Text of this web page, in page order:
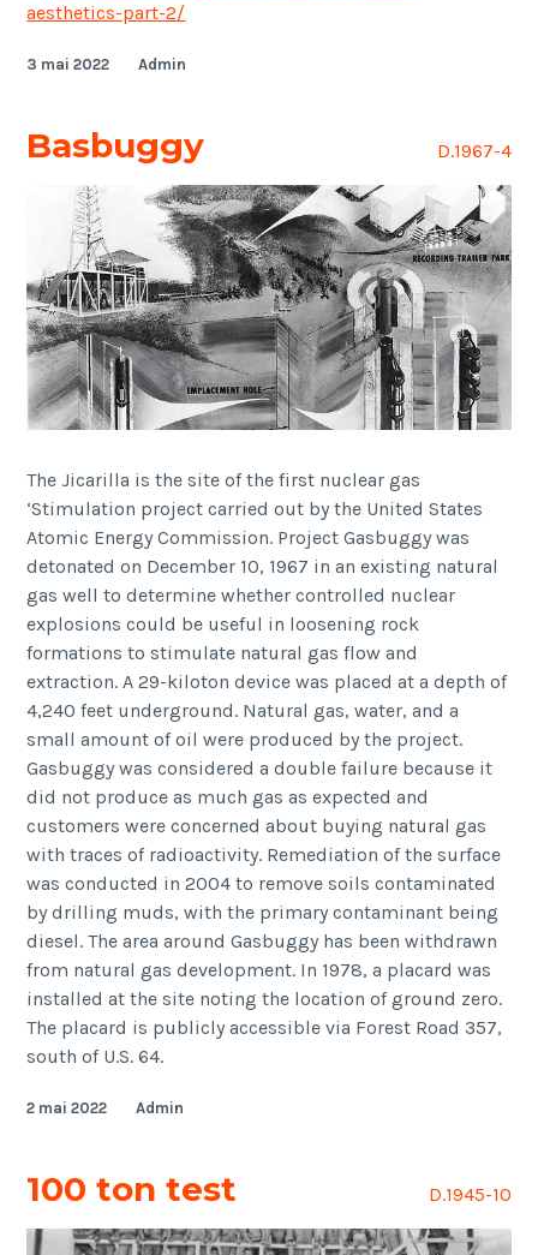
aesthetics-part-2/
3 mai 2022 Admin
Basbuggy D.1967-4
The Jicarilla is the site of the first nuclear gas
‘Stimulation project carried out by the United States
Atomic Energy Commission. Project Gasbuggy was
detonated on December 10, 1967 in an existing natural
gas well to determine whether controlled nuclear
explosions could be useful in loosening rock
formations to stimulate natural gas flow and
extraction. A 29-kiloton device was placed at a depth of
4,240 feet underground. Natural gas, water, and a
small amount of oil were produced by the project.
Gasbuggy was considered a double failure because it
did not produce as much gas as expected and
customers were concerned about buying natural gas
with traces of radioactivity. Remediation of the surface
was conducted in 2004 to remove soils contaminated
by drilling muds, with the primary contaminant being
diesel. The area around Gasbuggy has been withdrawn
from natural gas development. In 1978, a placard was
installed at the site noting the location of ground zero.
The placard is publicly accessible via Forest Road 357,
south of U.S. 64.
2 mai 2022 Admin
100 ton test D.1945-10